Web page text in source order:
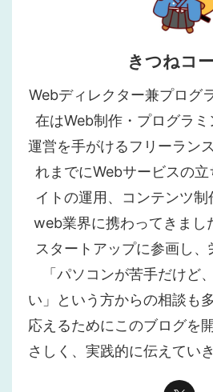
きつねコ
Webディレクター兼プログ
在はWeb制作・プログラミ
運営を手がけるフリーラン
れまでにWebサービスの
イトの運用、コンテンツ制
web業界に携わってきまし
スタートアップに参画し、
「パソコンが苦手だけど
い」という方からの相談も
応えるためにこのブログを
さしく、実践的に伝えてい